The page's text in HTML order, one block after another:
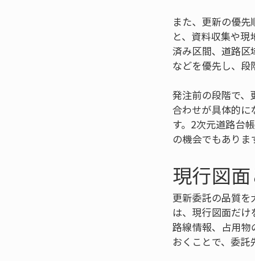
また、更新の優
と、資料収集や
済み区間、道路区
などを優先し、段
発注前の段階で、
合わせが具体的に
す。2次元道路台
の機会でもありま
現行図
更新委託の品質
は、現行図面だ
路線情報、占用物
おくことで、委託